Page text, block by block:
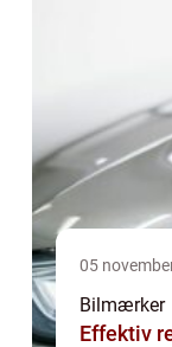
05
Bilmærker
Effektiv